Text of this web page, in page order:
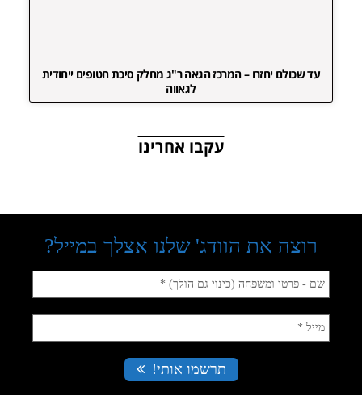
עד שכולם יחזרו – המרכז הגאה ר"ג מחלק סיכת חטופים ייחודית
לגאווה
עקבו אחרינו